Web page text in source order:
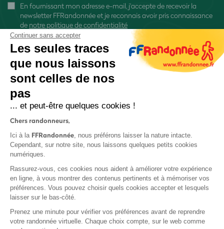
En fournissant mon adresse e-mail, j'accepte de recevoir la
newsletter FFRandonnée et je reconnais avoir pris connaissance
de notre politique de confidentialité
Protection des données
Politique de confidentialité
Continuer sans accepter
Les seules traces
que nous laissons
sont celles de nos
pas
... et peut-être quelques cookies !
Chers randonneurs,
Ici à la FFRandonnée, nous préférons laisser la nature intacte.
Cependant, sur notre site, nous laissons quelques petits cookies
numériques.
Rassurez-vous, ces cookies nous aident à améliorer votre expérience
en ligne, à vous montrer des contenus pertinents et à mémoriser vos
préférences. Vous pouvez choisir quels cookies accepter et lesquels
laisser sur le bas-côté.
Prenez une minute pour vérifier vos préférences avant de reprendre
votre randonnée virtuelle. Chaque choix compte, sur le web comme